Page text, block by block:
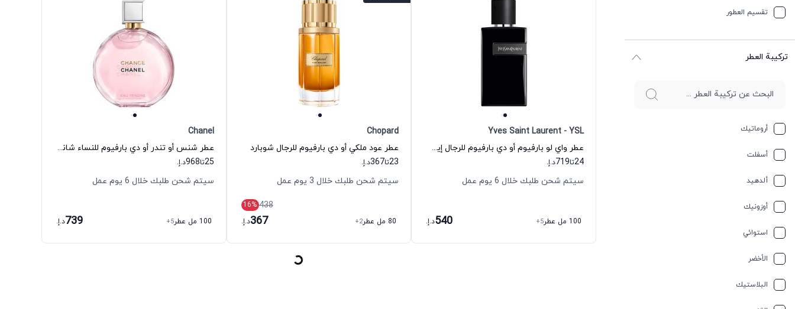
تقسیم العطور
ترکیبة العطر
أروماتيك
أسفلت
ألدهيد
أوزونيك
استوائي
الأخضر
البلاستيك
Yves Saint Laurent - YSL
عطر واي لو بارفيوم أو دي بارفيوم للرجال إيف سان لوران
24تا719د.إ.
سيتم شحن طلبك خلال 6 يوم عمل
100 مل عطر +5
540د.إ.
Chopard
عطر عود ملكي أو دي بارفيوم للرجال شوبارد
23تا367د.إ.
سيتم شحن طلبك خلال 3 يوم عمل
438
16%
80 مل عطر
+2
367د.إ.
Chanel
عطر شنس أو تندر أو دي بارفيوم للنساء شانيل
25تا968د.إ.
سيتم شحن طلبك خلال 6 يوم عمل
100 مل عطر +5
739د.إ.